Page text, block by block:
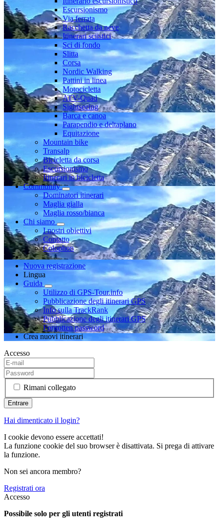
Escursionismo
Via ferrata
Racchetta da neve
Itinerari sciistici
Sci di fondo
Slitta
Corsa
Nordic Walking
Pattini in linea
Motocicletta
ATV-Quad
Sightseeing
Barca e canoa
Parapendio e deltaplano
Equitazione
Mountain bike
Transalp
Bicicletta da corsa
Escursionismo
Itinerari in bicicletta
Community
Dominatori itinerari
Maglia gialla
Maglia rosso/bianca
Chi siamo
I nostri obiettivi
Contatto
Colophon
Nuova registrazione
Lingua
Guida
Utilizzo di GPS-Tour.info
Pubblicazione degli itinerari GPS
Info sulla TrackRank
Pubblicazione degli itinerari GPS
Forgotten password
Crea nuovi itinerari
Accesso
Rimani collegato
Hai dimenticato il login?
I cookie devono essere accettati!
La funzione cookie del suo browser è disattivata. Si prega di attivare
la funzione.
Non sei ancora membro?
Registrati ora
Accesso
Possibile solo per gli utenti registrati